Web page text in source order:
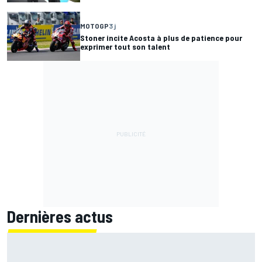
MOTOGP3 j
Stoner incite Acosta à plus de patience pour
exprimer tout son talent
Dernières actus